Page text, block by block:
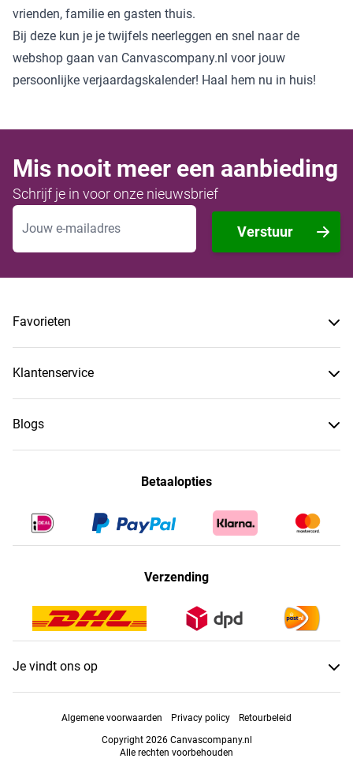
vrienden, familie en gasten thuis.
Bij deze kun je je twijfels neerleggen en snel naar de
webshop gaan van Canvascompany.nl voor jouw
persoonlijke verjaardagskalender! Haal hem nu in huis!
Mis nooit meer een aanbieding
Schrijf je in voor onze nieuwsbrief
E-mailadres
Verstuur
Favorieten
Klantenservice
Blogs
Betaalopties
Verzending
Je vindt ons op
Algemene voorwaarden Privacy policy
Retourbeleid
Copyright 2026 Canvascompany.nl
Alle rechten voorbehouden